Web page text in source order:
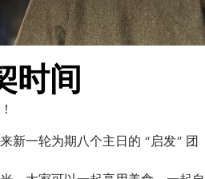
时间
新一轮为期八个主日的 “启发” 团